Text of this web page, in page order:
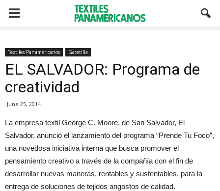
Textiles Panamericanos Gacetilla
EL SALVADOR: Programa de
creatividad
June 25, 2014
La empresa textil George C. Moore, de San Salvador, El
Salvador, anunció el lanzamiento del programa “Prende Tu Foco”,
una novedosa iniciativa interna que busca promover el
pensamiento creativo a través de la compañía con el fin de
desarrollar nuevas maneras, rentables y sustentables, para la
entrega de soluciones de tejidos angostos de calidad.